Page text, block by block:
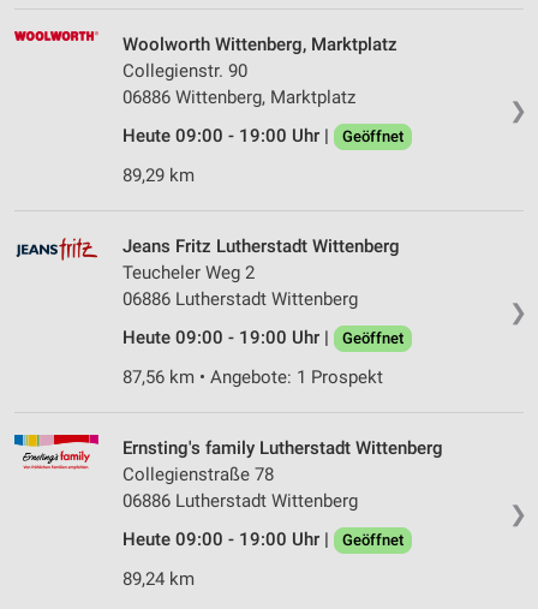
❯
Woolworth Wittenberg, Marktplatz
Collegienstr. 90
06886 Wittenberg, Marktplatz
Heute 09:00 - 19:00 Uhr |
Geöffnet
89,29 km
❯
Jeans Fritz Lutherstadt Wittenberg
Teucheler Weg 2
06886 Lutherstadt Wittenberg
Heute 09:00 - 19:00 Uhr |
Geöffnet
87,56 km • Angebote: 1 Prospekt
❯
Ernsting's family Lutherstadt Wittenberg
Collegienstraße 78
06886 Lutherstadt Wittenberg
Heute 09:00 - 19:00 Uhr |
Geöffnet
89,24 km